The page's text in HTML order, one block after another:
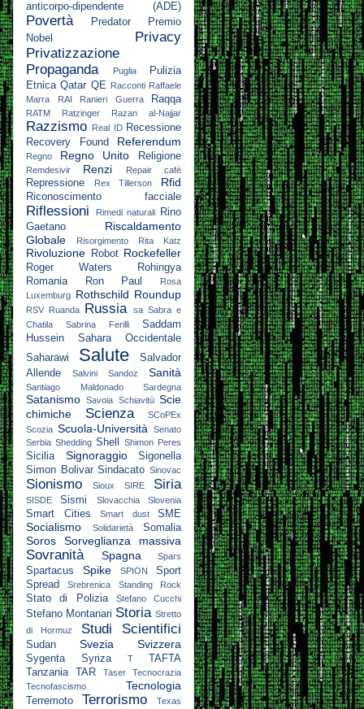
anticorpo-dipendente (ADE)
Povertà Predator
Premio
Nobel
Privacy
Privatizzazione
Propaganda
Puglia
Pulizia
Etnica Qatar QE Racconti Raffaele
Marra
RAI Ranieri Guerra Raqqa
RATM Ratzinger Razan al-Najjar
Razzismo Real ID Recessione
Recovery Found
Referendum
Regno Regno Unito Religione
Remdesivir Renzi Repair café
Repressione Rex Tillerson Rfid
Riconoscimento facciale
Riflessioni Rimedi naturali
Rino
Gaetano
Riscaldamento
Globale
Risorgimento Rita Katz
Rivoluzione Robot Rockefeller
Roger Waters
Rohingya
Romania
Ron Paul
Rosa
Luxemburg Rothschild Roundup
RSV Ruanda Russia sa Sabra e
Chatila
Sabrina Ferilli
Saddam
Hussein
Sahara Occidentale
Saharawi
Salute
Salvador
Allende
Salvini Sandoz Sanità
Santiago Maldonado Sardegna
Satanismo Savoia Schiavitù Scie
chimiche
Scienza
SCoPEx
Scozia Scuola-Università
Senato
Serbia Shedding Shell Shimon Peres
Sicilia Signoraggio
Sigonella
Simon Bolivar Sindacato Sinovac
Sionismo Sioux SIRE Siria
SISDE Sismi Slovacchia Slovenia
Smart Cities Smart dust SME
Socialismo Solidarietà Somalia
Soros Sorveglianza massiva
Sovranità Spagna Spars
Spartacus Spike SPION
Sport
Spread
Srebrenica Standing Rock
Stato di Polizia Stefano Cucchi
Stefano Montanari Storia Stretto
di Hormuz
Studi Scientifici
Sudan Svezia Svizzera
Sygenta Syriza T
TAFTA
Tanzania
TAR Taser
Tecnocrazia
Tecnofascismo
Tecnologia
Terremoto Terrorismo
Texas